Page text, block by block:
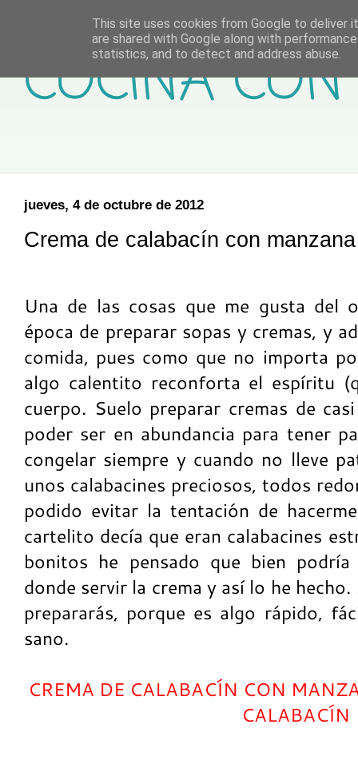
COCINA
jueves, 4 de octubre de 2012
Crema de calabacín con
Una de las cosas que me gusta del
época de preparar sopas y cremas, y
comida, pues como que no importa
algo calentito reconforta el espíritu
cuerpo. Suelo preparar cremas de
poder ser en abundancia para tener
congelar siempre y cuando no lleve
unos calabacines preciosos, todos
podido evitar la tentación de
cartelito decía que eran calabacines
bonitos he pensado que bien
donde servir la crema y así lo he
prepararás, porque es algo rápido,
sano.
CREMA DE CALABACÍN CON
CALABACÍN
This site uses cookies from Google to deliver
are shared with Google along with
statistics, and to detect and address abuse.